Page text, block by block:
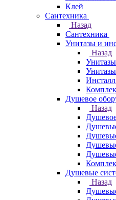
Клей
Сантехника
Назад
Сантехника
Унитазы и
Назад
Унитазы
Душевое
Назад
Душевые
Назад